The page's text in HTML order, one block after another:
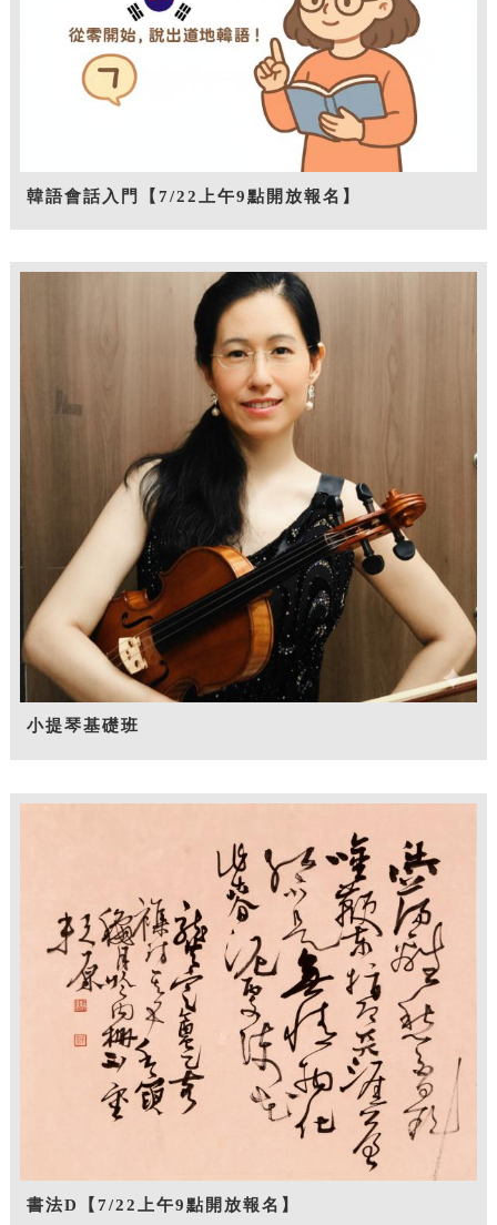
韓語會話入門【7/22上午9點開放報名】
小提琴基礎班
書法D【7/22上午9點開放報名】